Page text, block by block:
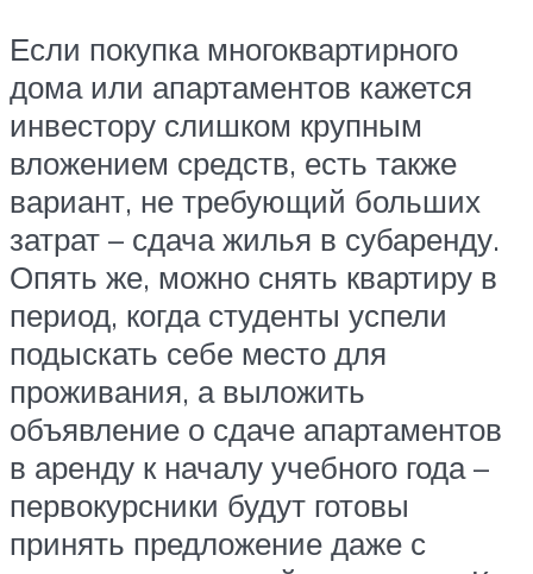
Если покупка многоквартирного
дома или апартаментов кажется
инвестору слишком крупным
вложением средств, есть также
вариант, не требующий больших
затрат – сдача жилья в субаренду.
Опять же, можно снять квартиру в
период, когда студенты успели
подыскать себе место для
проживания, а выложить
объявление о сдаче апартаментов
в аренду к началу учебного года –
первокурсники будут готовы
принять предложение даже с